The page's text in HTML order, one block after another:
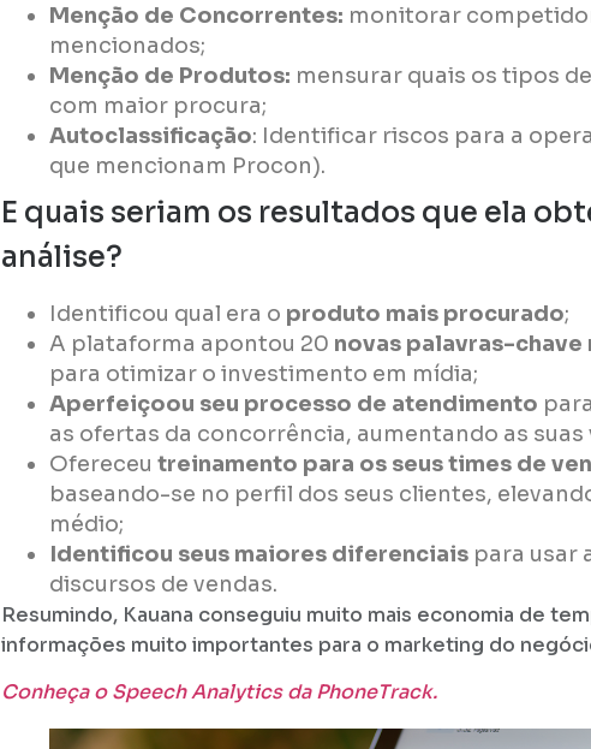
Menção de Concorrentes: monitorar
mencionados;
Menção de Produtos: mensurar quais os tipos
com maior procura;
Autoclassificação: Identificar riscos para a
que mencionam Procon).
E quais seriam os resultados que ela
análise?
Identificou qual era o produto mais procurado;
A plataforma apontou 20 novas palavras-chave
para otimizar o investimento em mídia;
Aperfeiçoou seu processo de atendimento
as ofertas da concorrência, aumentando as suas
Ofereceu treinamento para os seus times de
baseando-se no perfil dos seus clientes,
médio;
Identificou seus maiores diferenciais para usar
discursos de vendas.
Resumindo, Kauana conseguiu muito mais economia de
informações muito importantes para o marketing do
Conheça o Speech Analytics da PhoneTrack.